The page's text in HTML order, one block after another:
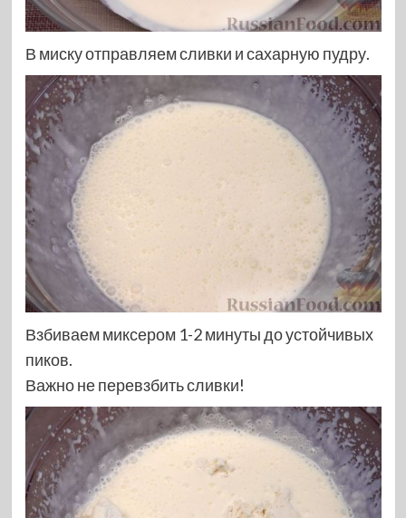
В миску отправляем сливки и сахарную пудру.
Взбиваем миксером 1-2 минуты до устойчивых
пиков.
Важно не перевзбить сливки!